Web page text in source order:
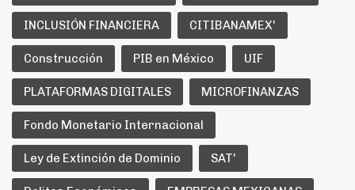
INCLUSIÓN FINANCIERA CITIBANAMEX'
Construcción PIB en México UIF
PLATAFORMAS DIGITALES MICROFINANZAS
Fondo Monetario Internacional
Ley de Extinción de Dominio SAT'